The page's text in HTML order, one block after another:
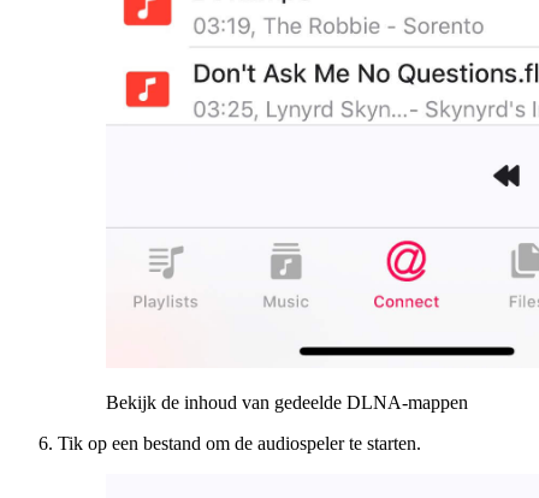
Bekijk de inhoud van gedeelde DLNA-mappen
Tik op een bestand om de audiospeler te starten.